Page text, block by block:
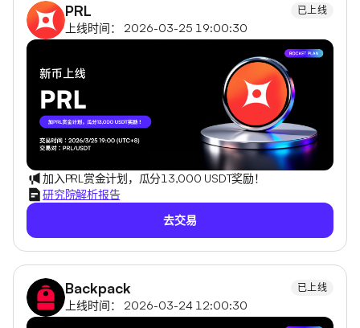
PRL 已上线
上线时间： 2026-03-25 19:00:30
加入PRL赏金计划，瓜分13,000 USDT奖励！
研究院解析报告
去交易
Backpack 已上线
上线时间： 2026-03-24 12:00:30